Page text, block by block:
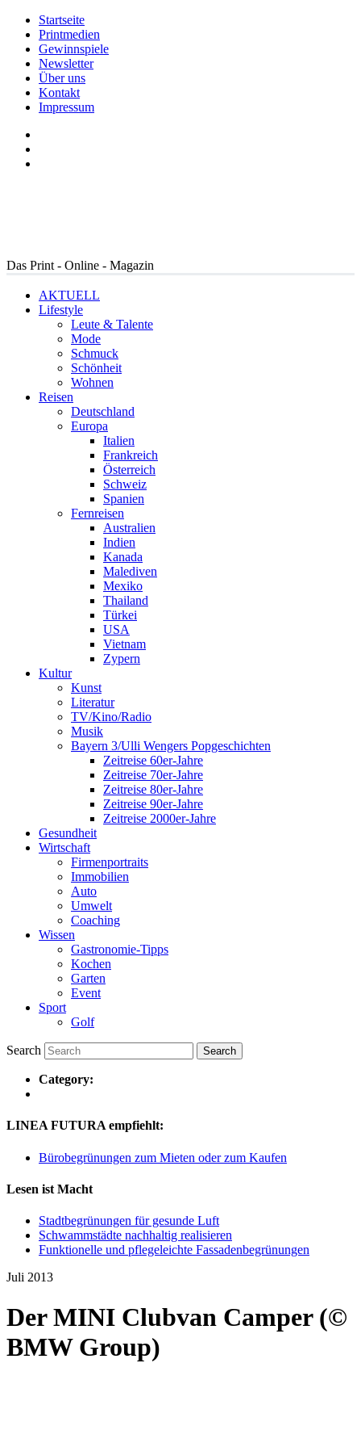
Startseite
Printmedien
Gewinnspiele
Newsletter
Über uns
Kontakt
Impressum
Das Print - Online - Magazin
AKTUELL
Lifestyle
Leute & Talente
Mode
Schmuck
Schönheit
Wohnen
Reisen
Deutschland
Europa
Italien
Frankreich
Österreich
Schweiz
Spanien
Fernreisen
Australien
Indien
Kanada
Malediven
Mexiko
Thailand
Türkei
USA
Vietnam
Zypern
Kultur
Kunst
Literatur
TV/Kino/Radio
Musik
Bayern 3/Ulli Wengers Popgeschichten
Zeitreise 60er-Jahre
Zeitreise 70er-Jahre
Zeitreise 80er-Jahre
Zeitreise 90er-Jahre
Zeitreise 2000er-Jahre
Gesundheit
Wirtschaft
Firmenportraits
Immobilien
Auto
Umwelt
Coaching
Wissen
Gastronomie-Tipps
Kochen
Garten
Event
Sport
Golf
Search
Category:
LINEA FUTURA empfiehlt:
Bürobegrünungen zum Mieten oder zum Kaufen
Lesen ist Macht
Stadtbegrünungen für gesunde Luft
Schwammstädte nachhaltig realisieren
Funktionelle und pflegeleichte Fassadenbegrünungen
Juli 2013
Der MINI Clubvan Camper (©
BMW Group)